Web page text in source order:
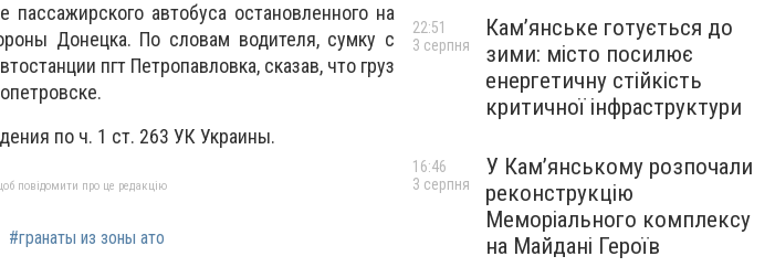
автобуса остановленного на
Донецка. По словам водителя, сумку с
пгт Петропавловка, сказав, что груз
по ч. 1 ст. 263 УК Украины.
повідомити про це редакцію
#гранаты из зоны ато
Кам’янське готується до
зими: місто посилює
енергетичну стійкість
критичної інфраструктури
22:51
3 серпня
У Кам’янському розпочали
реконструкцію
Меморіального комплексу
на Майдані Героїв
16:46
3 серпня